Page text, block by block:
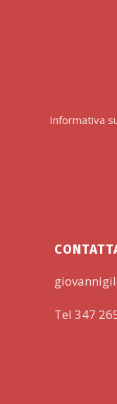
Tel 347
Informativa